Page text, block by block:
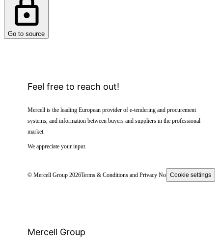
Go to source
Feel free to reach out!
Mercell is the leading European provider of e-tendering and procurement
systems, and information between buyers and suppliers in the professional
market.
We appreciate your input.
© Mercell Group 2026Terms & Conditions and Privacy NoticeCookie settings
Mercell Group